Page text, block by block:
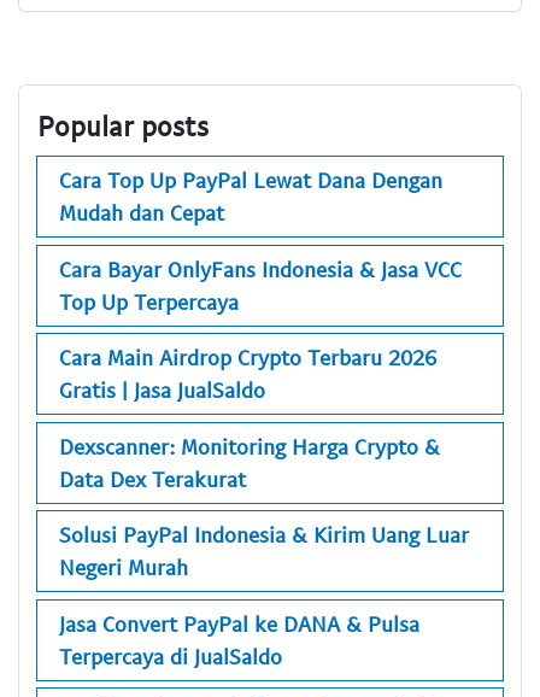
Popular posts
Cara Top Up PayPal Lewat Dana Dengan
Mudah dan Cepat
Cara Bayar OnlyFans Indonesia & Jasa VCC
Top Up Terpercaya
Cara Main Airdrop Crypto Terbaru 2026
Gratis | Jasa JualSaldo
Dexscanner: Monitoring Harga Crypto &
Data Dex Terakurat
Solusi PayPal Indonesia & Kirim Uang Luar
Negeri Murah
Jasa Convert PayPal ke DANA & Pulsa
Terpercaya di JualSaldo